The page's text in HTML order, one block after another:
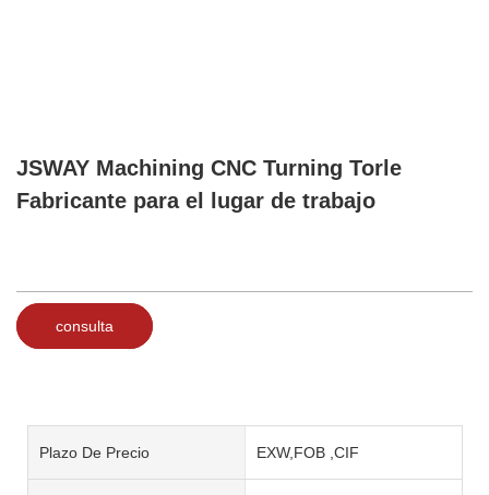
JSWAY Machining CNC Turning Torle
Fabricante para el lugar de trabajo
consulta
Plazo De Precio EXW,FOB ,CIF